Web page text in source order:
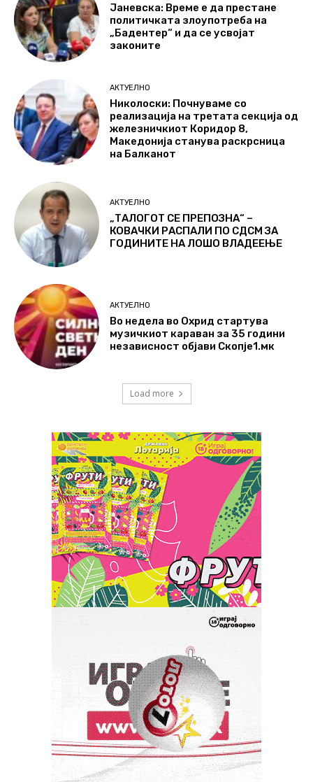
Јаневска: Време е да престане
политичката злоупотреба на
„Бадентер“ и да се усвојат
законите
АКТУЕЛНО
Николоски: Почнуваме со
реализација на третата секција од
железничкиот Коридор 8,
Македонија станува раскрсница
на Балканот
АКТУЕЛНО
„ТАЛОГОТ СЕ ПРЕПОЗНА“ –
КОВАЧКИ РАСПАЛИ ПО СДСМ ЗА
ГОДИНИТЕ НА ЛОШО ВЛАДЕЕЊЕ
АКТУЕЛНО
Во недела во Охрид стартува
музичкиот караван за 35 години
независност објави Скопје1.мк
Load more